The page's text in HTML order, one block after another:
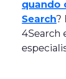
quando
Search?
4Search